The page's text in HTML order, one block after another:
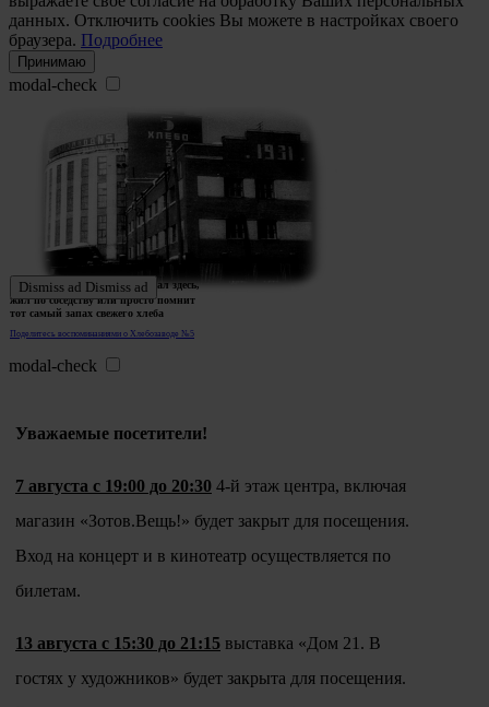
данных. Отключить cookies Вы можете в настройках своего
браузера. Подробнее
Принимаю
modal-check
Поделитесь воспоминаниями о Хлебозаводе №5
Ждем истории тех, кто работал здесь,
жил по соседству или просто помнит
тот самый запах свежего хлеба
Dismiss ad Dismiss ad
modal-check
Уважаемые посетители!
7 августа с 19:00 до 20:30 4-й этаж центра, включая
магазин «Зотов.Вещь!» будет закрыт для посещения.
Вход на концерт и в кинотеатр осуществляется по
билетам.
13 августа с 15:30 до 21:15 выставка «Дом 21. В
гостях у художников» будет закрыта для посещения.